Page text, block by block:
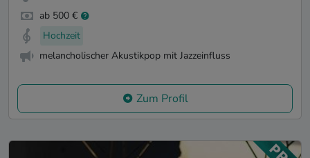
ab 500 €
Hochzeit
melancholischer Akustikpop mit Jazzeinfluss
Zum Profil